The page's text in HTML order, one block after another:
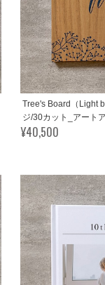
Tree's Board（Light
ジ/30カット_アート
¥40,500